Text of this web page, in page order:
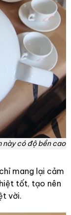
này có độ bền cao
mang lại cảm
tốt, tạo nên
vời.